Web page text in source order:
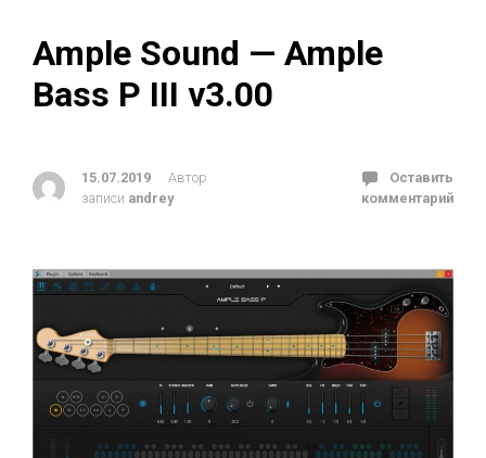
Ample Sound — Ample
Bass P III v3.00
15.07.2019
Автор
записи andrey
Оставить
комментарий